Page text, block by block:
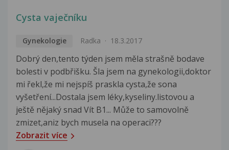
Cysta vaječníku
Gynekologie Radka 18.3.2017
Dobrý den,tento týden jsem měla strašně bodave
bolesti v podbřišku. Šla jsem na gynekologii,doktor
mi řekl,že mi nejspíš praskla cysta,že sona
vyšetření...Dostala jsem léky,kyseliny.listovou a
ještě nějaký snad Vít B1... Může to samovolně
zmizet,aniz bych musela na operaci???
Zobrazit více